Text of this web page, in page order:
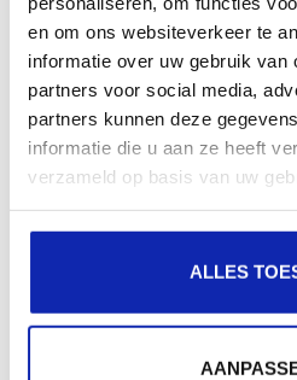
en om ons websiteverkeer te
informatie over uw gebruik van
partners voor social media,
partners kunnen deze
informatie die u aan ze heeft
verzameld op basis van uw
ALLES
Dernières